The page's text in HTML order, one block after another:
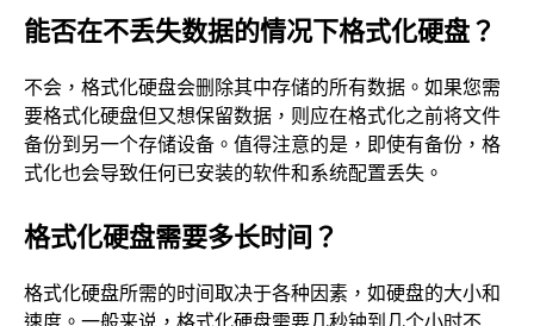
能否在不丢失数据的情况下格式化硬盘？
不会，格式化硬盘会删除其中存储的所有数据。如果您需
要格式化硬盘但又想保留数据，则应在格式化之前将文件
备份到另一个存储设备。值得注意的是，即使有备份，格
式化也会导致任何已安装的软件和系统配置丢失。
格式化硬盘需要多长时间？
格式化硬盘所需的时间取决于各种因素，如硬盘的大小和
速度。一般来说，格式化硬盘需要几秒钟到几个小时不